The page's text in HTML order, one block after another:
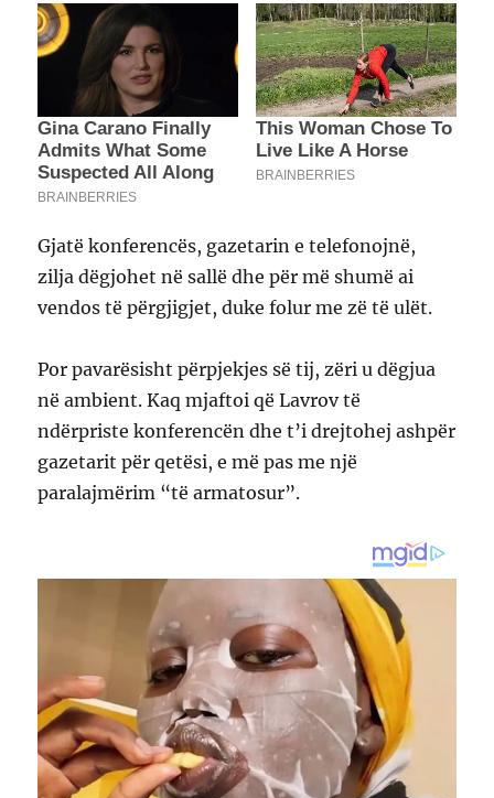
Gjatë konferencës, gazetarin e telefonojnë,
zilja dëgjohet në sallë dhe për më shumë ai
vendos të përgjigjet, duke folur me zë të ulët.
Por pavarësisht përpjekjes së tij, zëri u dëgjua
në ambient. Kaq mjaftoi që Lavrov të
ndërpriste konferencën dhe t’i drejtohej ashpër
gazetarit për qetësi, e më pas me një
paralajmërim “të armatosur”.